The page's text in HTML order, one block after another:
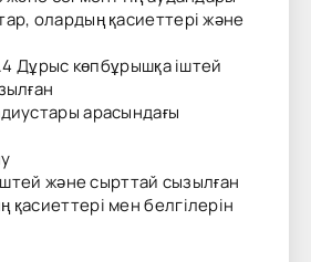
олардың қасиеттері және
Дұрыс көпбұрышқа іштей
арасындағы
және сырттай сызылған
мен белгілерін